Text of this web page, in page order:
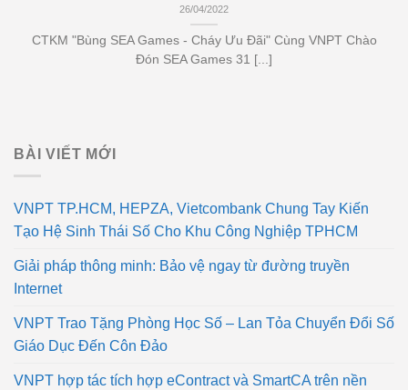
26/04/2022
CTKM "Bùng SEA Games - Cháy Ưu Đãi" Cùng VNPT Chào
Đón SEA Games 31 [...]
BÀI VIẾT MỚI
VNPT TP.HCM, HEPZA, Vietcombank Chung Tay Kiến
Tạo Hệ Sinh Thái Số Cho Khu Công Nghiệp TPHCM
Giải pháp thông minh: Bảo vệ ngay từ đường truyền
Internet
VNPT Trao Tặng Phòng Học Số – Lan Tỏa Chuyển Đổi Số
Giáo Dục Đến Côn Đảo
VNPT hợp tác tích hợp eContract và SmartCA trên nền